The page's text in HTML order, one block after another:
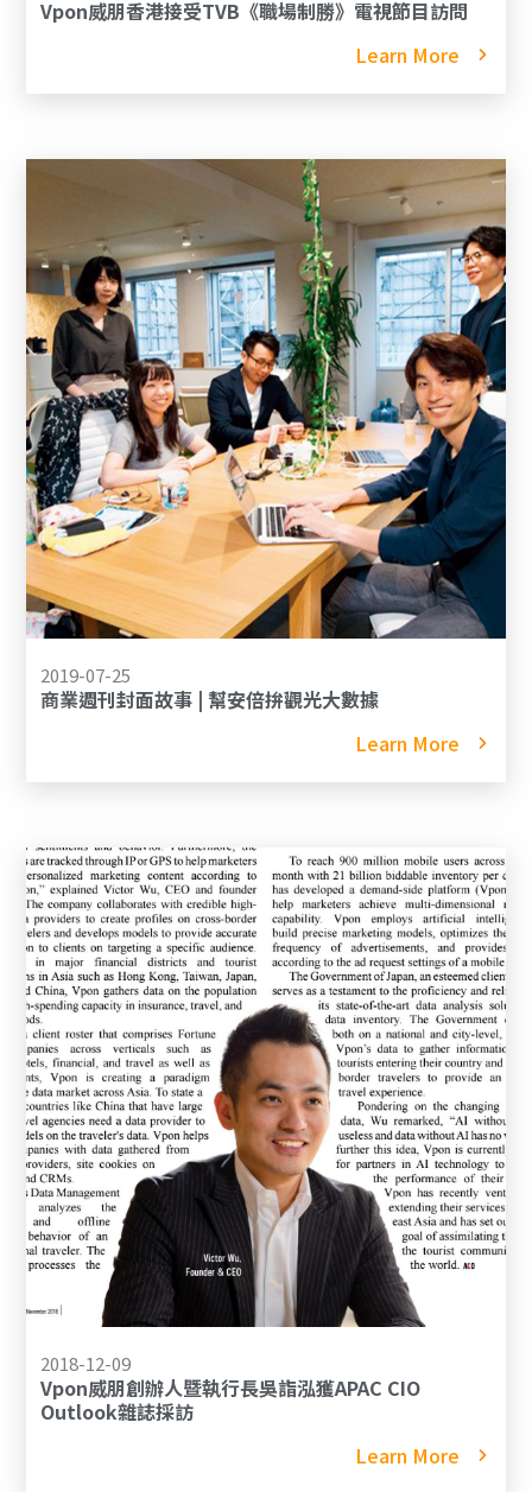
Vpon威朋香港接受TVB《職場制勝》電視節目訪問
Learn More
2019-07-25
商業週刊封面故事 | 幫安倍拚觀光大數據
Learn More
2018-12-09
Vpon威朋創辦人暨執行長吳詣泓獲APAC CIO
Outlook雜誌採訪
Learn More